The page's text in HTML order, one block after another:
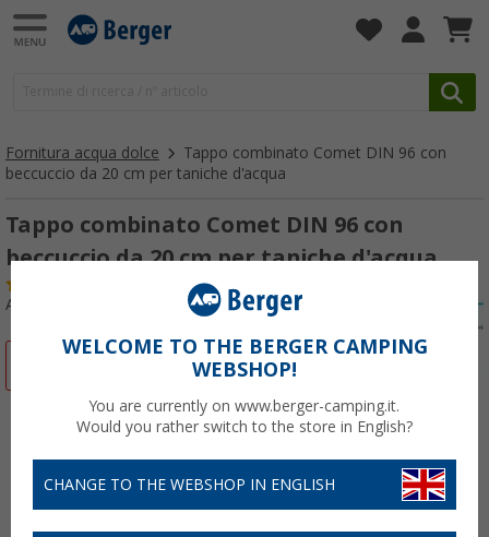
Fornitura acqua dolce
Tappo combinato Comet DIN 96 con
beccuccio da 20 cm per taniche d'acqua
Tappo combinato Comet DIN 96 con
beccuccio da 20 cm per taniche d'acqua
Articolo n: 115570
WELCOME TO THE BERGER CAMPING
WEBSHOP!
You are currently on www.berger-camping.it.
Would you rather switch to the store in English?
CHANGE TO THE WEBSHOP IN ENGLISH